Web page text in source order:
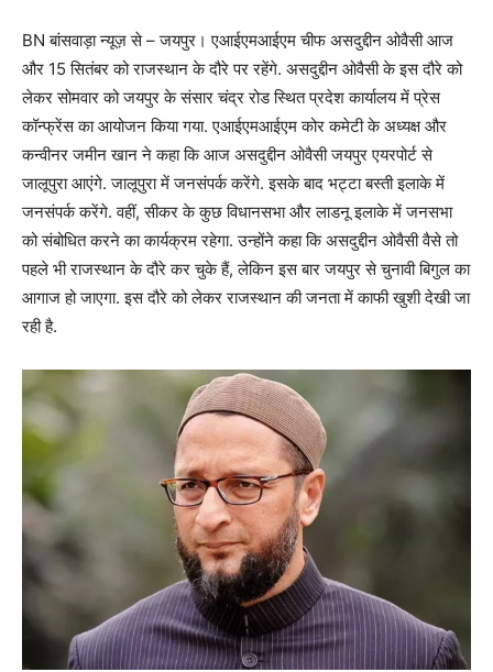
BN बांसवाड़ा न्यूज़ से – जयपुर। एआईएमआईएम चीफ असदुद्दीन ओवैसी आज
और 15 सितंबर को राजस्थान के दौरे पर रहेंगे. असदुद्दीन ओवैसी के इस दौरे को
लेकर सोमवार को जयपुर के संसार चंद्र रोड स्थित प्रदेश कार्यालय में प्रेस
कॉन्फ्रेंस का आयोजन किया गया. एआईएमआईएम कोर कमेटी के अध्यक्ष और
कन्वीनर जमीन खान ने कहा कि आज असदुद्दीन ओवैसी जयपुर एयरपोर्ट से
जालूपुरा आएंगे. जालूपुरा में जनसंपर्क करेंगे. इसके बाद भट्टा बस्ती इलाके में
जनसंपर्क करेंगे. वहीं, सीकर के कुछ विधानसभा और लाडनू इलाके में जनसभा
को संबोधित करने का कार्यक्रम रहेगा. उन्होंने कहा कि असदुद्दीन ओवैसी वैसे तो
पहले भी राजस्थान के दौरे कर चुके हैं, लेकिन इस बार जयपुर से चुनावी बिगुल का
आगाज हो जाएगा. इस दौरे को लेकर राजस्थान की जनता में काफी खुशी देखी जा
रही है.